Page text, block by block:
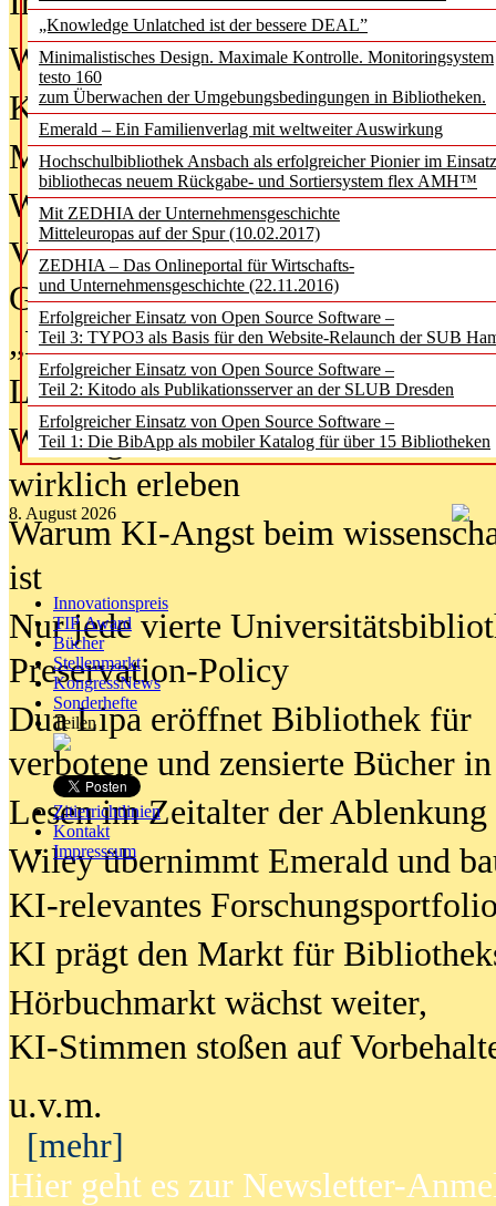
„Knowledge Unlatched ist der bessere DEAL”
Minimalistisches Design. Maximale Kontrolle. Monitoringsystem
testo 160
zum Überwachen der Umgebungsbedingungen in Bibliotheken.
Emerald – Ein Familienverlag mit weltweiter Auswirkung
Hochschulbibliothek Ansbach als erfolgreicher Pionier im
bibliothecas neuem Rückgabe- und Sortiersystem flex AMH™
Mit ZEDHIA der Unternehmensgeschichte
Mitteleuropas auf der Spur (10.02.2017)
ZEDHIA – Das Onlineportal für Wirtschafts-
und Unternehmensgeschichte (22.11.2016)
Erfolgreicher Einsatz von Open Source Software –
Teil 3: TYPO3 als Basis für den Website-Relaunch der SUB
Erfolgreicher Einsatz von Open Source Software –
Teil 2: Kitodo als Publikationsserver an der SLUB Dresden
Erfolgreicher Einsatz von Open Source Software –
Teil 1: Die BibApp als mobiler Katalog für über 15 Bibliotheken
8. August 2026
Innovationspreis
TIP Award
Bücher
Stellenmarkt
KongressNews
Sonderhefte
Teilen
Zitierrichtlinien
Kontakt
Impresssum
Was Hochschul­bibliotheken von
Kinder in der digitalen Welt
Metadaten als Infrastruktur
Wenn Bots katalogisieren
Von Abschlusskleidern bis
Geisterjagd-Ausrüstung in der
„Library of Things“ unterwegs
Lesen als Infrastrukturaufgabe
Wie Jugendliche Social Media
wirklich erleben
Warum KI-Angst beim
ist
Nur jede vierte
Preservation-Policy
Dua Lipa eröffnet Bibliothek für
verbotene und zensierte Bücher
Lesen im Zeitalter der Ablenkung
Wiley übernimmt Emerald und
KI-relevantes
KI prägt den Markt für
Hörbuchmarkt wächst weiter,
KI-Stimmen stoßen auf
u.v.m.
[mehr]
Hier geht es zur Newsletter-